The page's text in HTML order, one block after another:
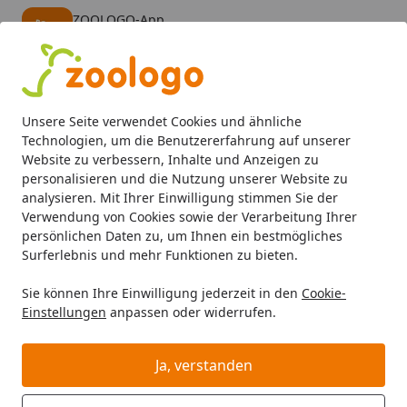
Unsere Seite verwendet Cookies und ähnliche
Technologien, um die Benutzererfahrung auf unserer
Website zu verbessern, Inhalte und Anzeigen zu
personalisieren und die Nutzung unserer Website zu
analysieren. Mit Ihrer Einwilligung stimmen Sie der
Verwendung von Cookies sowie der Verarbeitung Ihrer
persönlichen Daten zu, um Ihnen ein bestmögliches
Surferlebnis und mehr Funktionen zu bieten.
Sie können Ihre Einwilligung jederzeit in den Cookie-
Einstellungen anpassen oder widerrufen.
Ja, verstanden
ZOOLOGO-App
Alle Produkte
Mein Konto
Suchen
Startseite
Aquaristik Aquarienfilter, Pumpen & Zubehör
EHEIM 2032 ecco pro 130
Außenfilter mit Filtermasse